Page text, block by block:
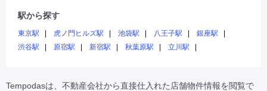
駅から探す
東京駅 虎ノ門ヒルズ駅 池袋駅 八王子駅
銀座駅
渋谷駅
原宿駅 新宿駅 秋葉原駅 立川駅
Tempodasは、不動産会社から直接仕入れた店舗物件情報を閲覧で